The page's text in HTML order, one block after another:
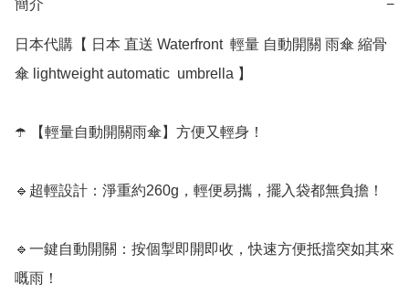
簡介 −
日本代購【 日本 直送 Waterfront  輕量 自動開關 雨傘 縮骨
傘 lightweight automatic  umbrella 】﻿
☂️ 【輕量自動開關雨傘】方便又輕身！
🔹超輕設計：淨重約260g，輕便易攜，擺入袋都無負擔！
🔹一鍵自動開關：按個掣即開即收，快速方便抵擋突如其來
嘅雨！